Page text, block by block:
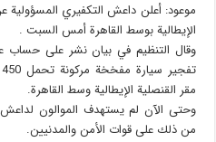
موعود: أعلن داعش التكفيري المسؤولية
الإيطالية بوسط القاهرة أمس السبت .
وقال التنظيم في بيان نشر على
مقر القنصلية الإيطالية وسط القاهرة.
وحتى الآن لم يستهدف الموالون لداعش
من ذلك على قوات الأمن والمدنيين.